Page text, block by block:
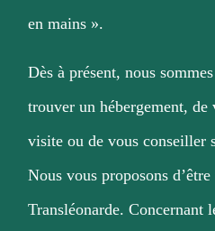
en mains ».
Dès à présent, nous
trouver un hébergement, de
visite ou de vous conseiller
Nous vous proposons
Transléonarde. Concernant